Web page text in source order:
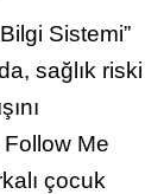
Sistemi”
sağlık riski
Me
çocuk